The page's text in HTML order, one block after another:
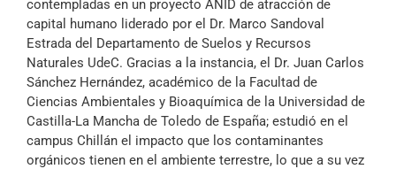
contempladas en un proyecto ANID de atracción de
capital humano liderado por el Dr. Marco Sandoval
Estrada del Departamento de Suelos y Recursos
Naturales UdeC. Gracias a la instancia, el Dr. Juan Carlos
Sánchez Hernández, académico de la Facultad de
Ciencias Ambientales y Bioaquímica de la Universidad de
Castilla-La Mancha de Toledo de España; estudió en el
campus Chillán el impacto que los contaminantes
orgánicos tienen en el ambiente terrestre, lo que a su vez